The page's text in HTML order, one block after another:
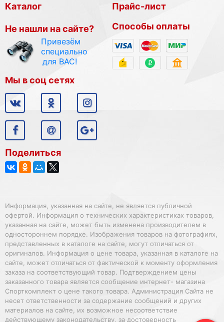
Каталог
Не нашли на сайте?
Привезём
специально
для ВАС!
Прайс-лист
Способы оплаты
Мы в соц сетях
Поделиться
Информация, указанная на сайте, не является публичной
офертой. Информация о технических характеристиках товаров,
указанная на сайте, может быть изменена производителем в
одностороннем порядке. Изображения товаров на фотографиях,
представленных в каталоге на сайте, могут отличаться от
оригиналов. Информация о цене товара, указанная в каталоге на
сайте, может отличаться от фактической к моменту оформления
заказа на соответствующий товар. Подтверждением цены
заказанного товара является сообщение интернет- магазина
Спорткомплект о цене такого товара. Администрация Сайта не
несет ответственности за содержание сообщений и других
материалов на сайте, их возможное несоответствие
действующему законодательству, за достоверность